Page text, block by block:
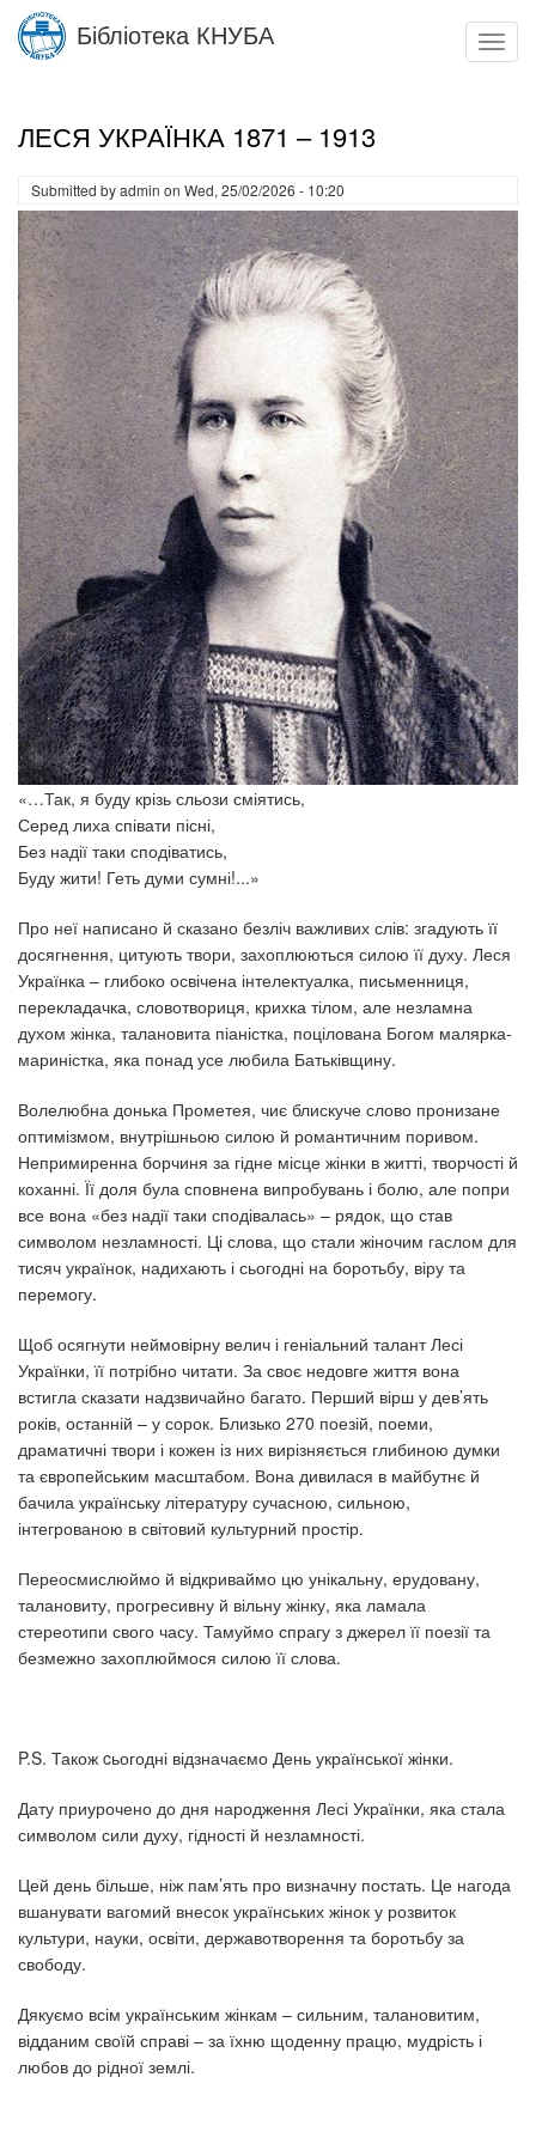
Skip
main
Бібліотека КНУБА
ЛЕСЯ УКРАЇНКА 1871 – 1913
Submitted byadmin on Wed, 25/02/2026 - 10:20
«…Так, я буду крізь сльози сміятись,
Серед лиха співати пісні,
Без надії таки сподіватись,
Буду жити! Геть думи сумні!...»
Про неї написано й сказано безліч важливих слів: згадують її
досягнення, цитують твори, захоплюються силою її духу. Леся
Українка – глибоко освічена інтелектуалка, письменниця,
перекладачка, словотвориця, крихка тілом, але незламна
духом жінка, талановита піаністка, поцілована Богом малярка-
мариністка, яка понад усе любила Батьківщину.
Волелюбна донька Прометея, чиє блискуче слово пронизане
оптимізмом, внутрішньою силою й романтичним поривом.
Непримиренна борчиня за гідне місце жінки в житті, творчості й
коханні. Її доля була сповнена випробувань і болю, але попри
все вона «без надії таки сподівалась» – рядок, що став
символом незламності. Ці слова, що стали жіночим гаслом для
тисяч українок, надихають і сьогодні на боротьбу, віру та
перемогу.
Щоб осягнути неймовірну велич і геніальний талант Лесі
Українки, її потрібно читати. За своє недовге життя вона
встигла сказати надзвичайно багато. Перший вірш у дев’ять
років, останній – у сорок. Близько 270 поезій, поеми,
драматичні твори і кожен із них вирізняється глибиною думки
та європейським масштабом. Вона дивилася в майбутнє й
бачила українську літературу сучасною, сильною,
інтегрованою в світовий культурний простір.
Переосмислюймо й відкриваймо цю унікальну, ерудовану,
талановиту, прогресивну й вільну жінку, яка ламала
стереотипи свого часу. Тамуймо спрагу з джерел її поезії та
безмежно захоплюймося силою її слова.
P.S. Також cьогодні відзначаємо День української жінки.
Дату приурочено до дня народження Лесі Українки, яка стала
символом сили духу, гідності й незламності.
Цей день більше, ніж пам’ять про визначну постать. Це нагода
вшанувати вагомий внесок українських жінок у розвиток
культури, науки, освіти, державотворення та боротьбу за
свободу.
Дякуємо всім українським жінкам – сильним, талановитим,
відданим своїй справі – за їхню щоденну працю, мудрість і
любов до рідної землі.